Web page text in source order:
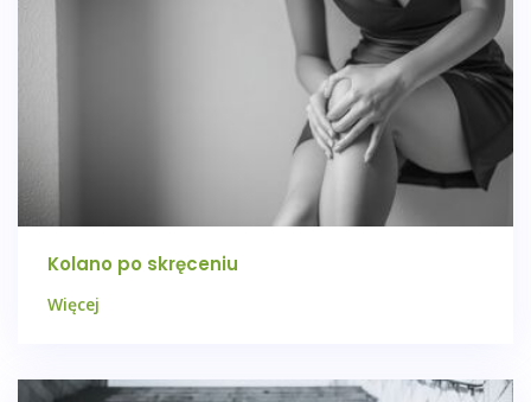
Kolano po skręceniu
Więcej